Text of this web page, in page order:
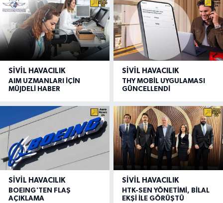
SIVIL HAVACILIK
AIM UZMANLARI İÇİN
MÜJDELİ HABER
SIVIL HAVACILIK
THY MOBİL UYGULAMASI
GÜNCELLENDİ
SIVIL HAVACILIK
BOEING'TEN FLAŞ
AÇIKLAMA
SIVIL HAVACILIK
HTK-SEN YÖNETİMİ, BİLAL
EKŞİ İLE GÖRÜŞTÜ